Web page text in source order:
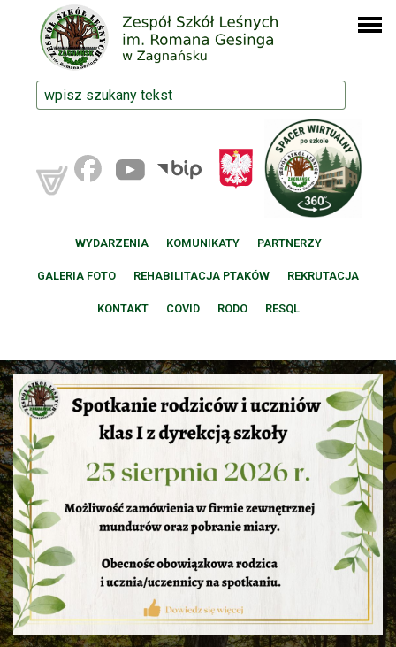
WYDARZENIA KOMUNIKATY PARTNERZY
GALERIA FOTO REHABILITACJA PTAKÓW REKRUTACJA
KONTAKT COVID RODO RESQL